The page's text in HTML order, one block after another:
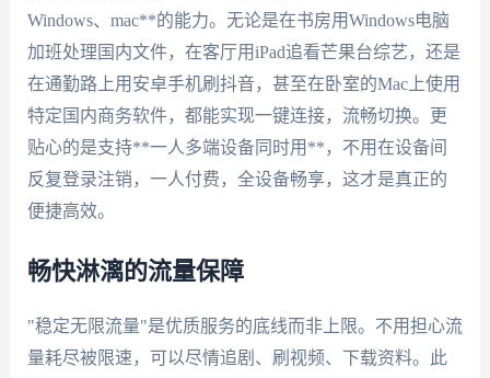
Windows、mac**的能力。无论是在书房用Windows电脑
加班处理国内文件，在客厅用iPad追看芒果台综艺，还是
在通勤路上用安卓手机刷抖音，甚至在卧室的Mac上使用
特定国内商务软件，都能实现一键连接，流畅切换。更
贴心的是支持**一人多端设备同时用**，不用在设备间
反复登录注销，一人付费，全设备畅享，这才是真正的
便捷高效。
畅快淋漓的流量保障
"稳定无限流量"是优质服务的底线而非上限。不用担心流
量耗尽被限速，可以尽情追剧、刷视频、下载资料。此